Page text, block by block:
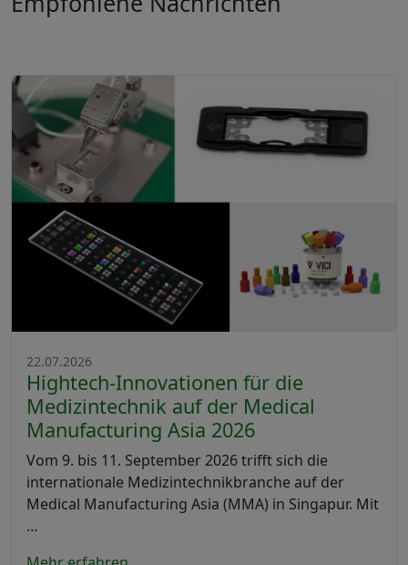
22.07.2026
Hightech-Innovationen für die
Medizintechnik auf der Medical
Manufacturing Asia 2026
Vom 9. bis 11. September 2026 trifft sich die
internationale Medizintechnikbranche auf der
Medical Manufacturing Asia (MMA) in Singapur. Mit
…